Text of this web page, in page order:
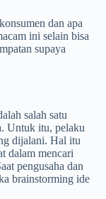
dan apa
ini selain bisa
supaya
salah satu
Untuk itu, pelaku
dijalani. Hal itu
dalam mencari
pengusaha dan
brainstorming ide